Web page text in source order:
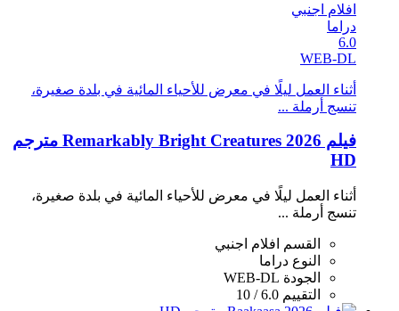
افلام اجنبي
دراما
6.0
WEB-DL
أثناء العمل ليلًا في معرض للأحياء المائية في بلدة صغيرة،
تنسج أرملة ...
فيلم Remarkably Bright Creatures 2026 مترجم
HD
أثناء العمل ليلًا في معرض للأحياء المائية في بلدة صغيرة،
تنسج أرملة ...
القسم
افلام اجنبي
النوع دراما
الجودة WEB-DL
التقييم 6.0 / 10